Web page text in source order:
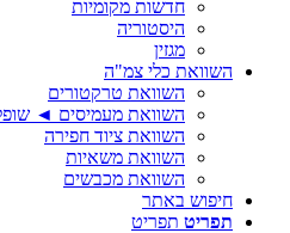
חדשות מקומיות
היסטוריה
מגזין
השוואת כלי צמ"ה
השוואת טרקטורים
השוואת מעמיסים ◄
השוואת ציוד חפירה
השוואת משאיות
השוואת מכבשים
חיפוש באתר
תפריט תפריט